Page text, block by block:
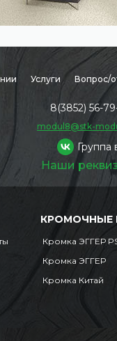
Услуги Вопрос/
8(3852) 56-
modul8@stk-
Группа
Наши
КРОМОЧНЫЕ
Кромка ЭГГЕР
Кромка ЭГГЕР
Кромка Китай